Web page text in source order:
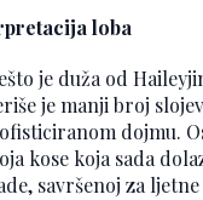
loba
je duža od
je manji broj
dojmu.
kose koja sada
savršenoj za ljetne